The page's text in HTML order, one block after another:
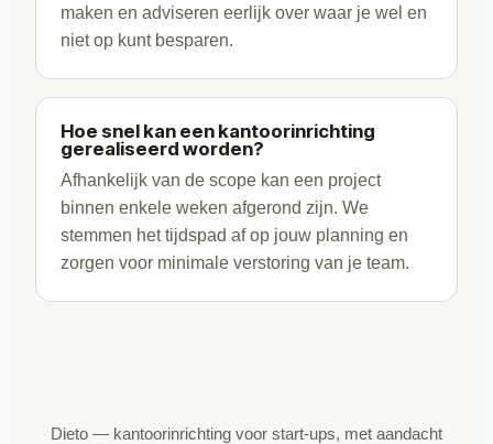
maken en adviseren eerlijk over waar je wel en
niet op kunt besparen.
Hoe snel kan een kantoorinrichting
gerealiseerd worden?
Afhankelijk van de scope kan een project
binnen enkele weken afgerond zijn. We
stemmen het tijdspad af op jouw planning en
zorgen voor minimale verstoring van je team.
Dieto — kantoorinrichting voor start-ups, met aandacht